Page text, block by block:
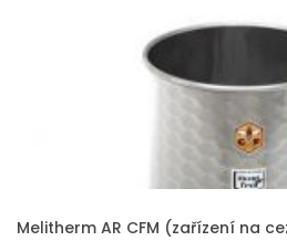
VLOŽIT DO KOŠÍKU
Melitherm AR CFM (zařízení na